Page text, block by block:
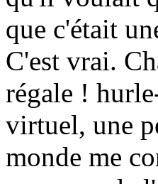
que c'était
C'est vrai.
régale !
virtuel, une
monde me